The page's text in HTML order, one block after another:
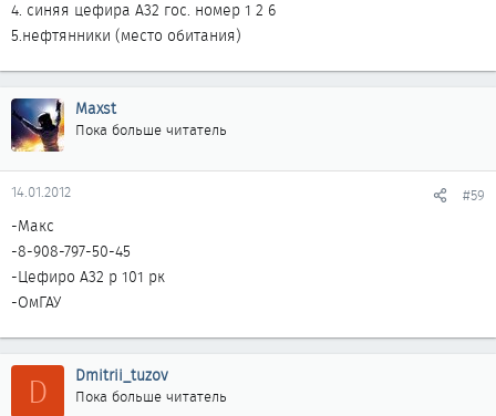
4. синяя цефира А32 гос. номер 1 2 6
5.нефтянники (место обитания)
Maxst
Пока больше читатель
14.01.2012 #59
-Макс
-8-908-797-50-45
-Цефиро А32 р 101 рк
-ОмГАУ
D Dmitrii_tuzov
Пока больше читатель